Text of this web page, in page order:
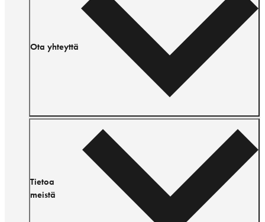
Ota yhteyttä
Tietoa
meistä